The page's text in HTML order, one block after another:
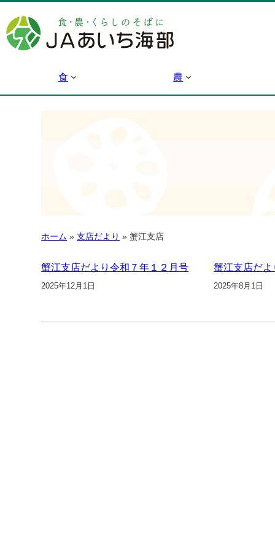
食 農
ホーム » 支店だより » 蟹江支店
蟹江支店だより令和７年１２月号
2025年12月1日
蟹江支店だ
2025年8月1日